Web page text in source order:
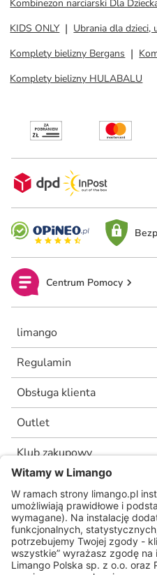
Kombinezon narciarski Dla
KIDS ONLY
Ubrania dla
Komplety bielizny Bergans
Komplety bielizny HULABALU
Centrum Pomocy
limango
Regulamin
Obsługa klienta
Outlet
Klub zakupowy